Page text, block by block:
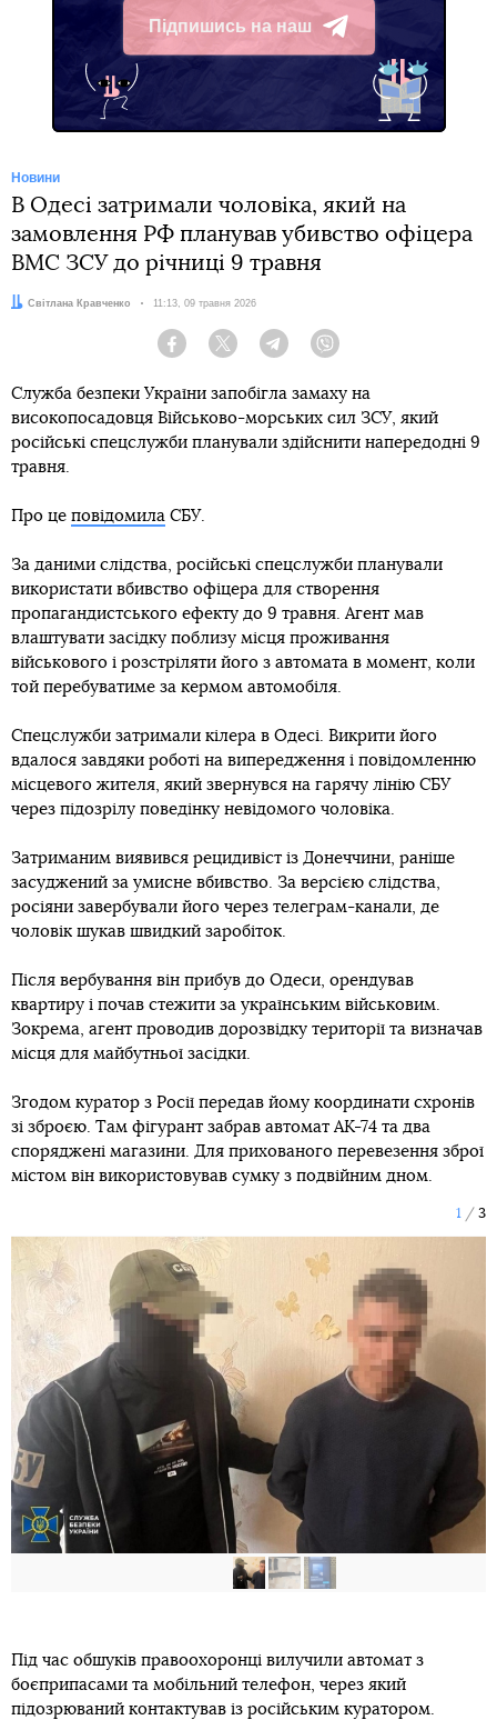
Підпишись на наш
Telegram
Новини
В Одесі затримали чоловіка, який на
замовлення РФ планував убивство офіцера
ВМС ЗСУ до річниці 9 травня
Автор:
Світлана Кравченко Дата:
11:13, 09 травня 2026
Facebook Twitter Telegram
Служба безпеки України запобігла замаху на
високопосадовця Військово-морських сил ЗСУ, який
російські спецслужби планували здійснити напередодні 9
травня.
Про це повідомила СБУ.
За даними слідства, російські спецслужби планували
використати вбивство офіцера для створення
пропагандистського ефекту до 9 травня. Агент мав
влаштувати засідку поблизу місця проживання
військового і розстріляти його з автомата в момент, коли
той перебуватиме за кермом автомобіля.
Спецслужби затримали кілера в Одесі. Викрити його
вдалося завдяки роботі на випередження і повідомленню
місцевого жителя, який звернувся на гарячу лінію СБУ
через підозрілу поведінку невідомого чоловіка.
Затриманим виявився рецидивіст із Донеччини, раніше
засуджений за умисне вбивство. За версією слідства,
росіяни завербували його через телеграм-канали, де
чоловік шукав швидкий заробіток.
Після вербування він прибув до Одеси, орендував
квартиру і почав стежити за українським військовим.
Зокрема, агент проводив дорозвідку території та визначав
місця для майбутньої засідки.
Згодом куратор з Росії передав йому координати схронів
зі зброєю. Там фігурант забрав автомат АК-74 та два
споряджені магазини. Для прихованого перевезення зброї
містом він використовував сумку з подвійним дном.
1 3
Під час обшуків правоохоронці вилучили автомат з
боєприпасами та мобільний телефон, через який
підозрюваний контактував із російським куратором.